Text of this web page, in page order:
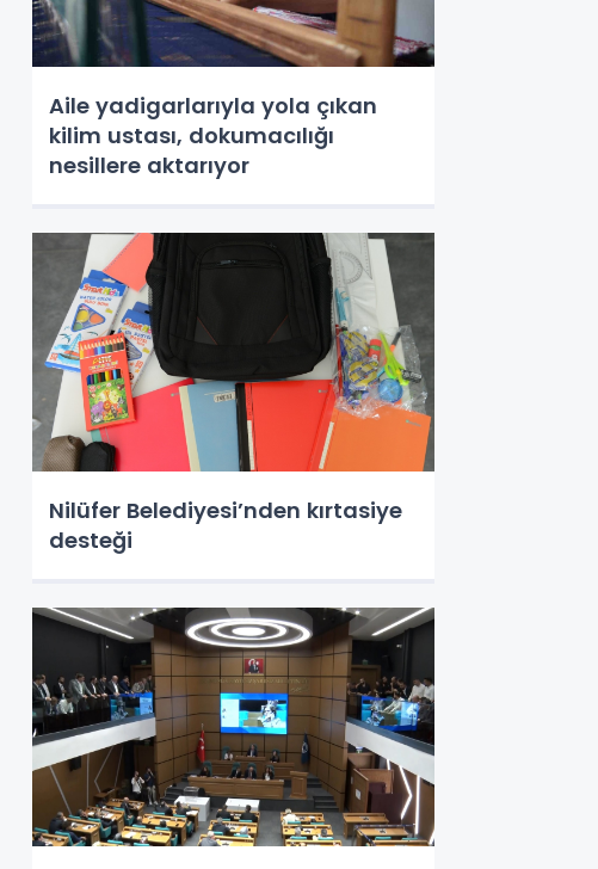
Aile yadigarlarıyla yola çıkan
kilim ustası, dokumacılığı
nesillere aktarıyor
Nilüfer Belediyesi’nden kırtasiye
desteği